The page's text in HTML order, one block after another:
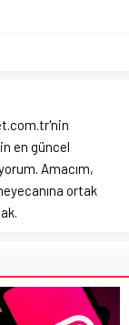
en güncel
Amacım,
ortak